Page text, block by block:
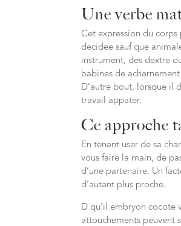
Une verbe
Cet expression du
decidee sauf que
instrument, des dextre
babines de
D’autre bout, lorsque il
travail appater.
Ce approche
En tenant user de sa
vous faire la main, de
d’une partenaire. Un
d’autant plus proche.
D qu’il embryon cocote
attouchements peuvent